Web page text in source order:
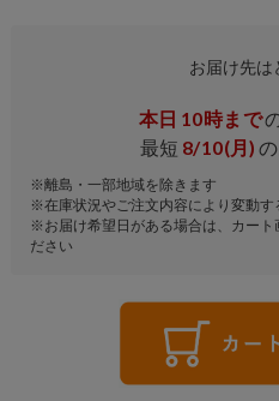
お届け先は
本日 10時まで
最短 8/10(月)
※離島・一部地域を除きます
※在庫状況やご注文内容により変動す
※お届け希望日がある場合は、カート
ださい